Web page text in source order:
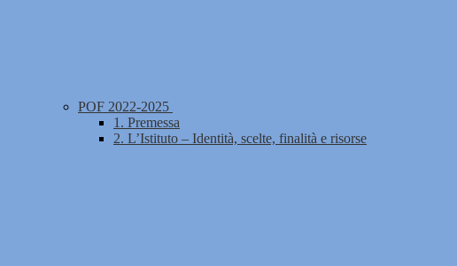
POF 2022-2025
1. Premessa
2. L’Istituto – Identità, scelte, finalità e risorse